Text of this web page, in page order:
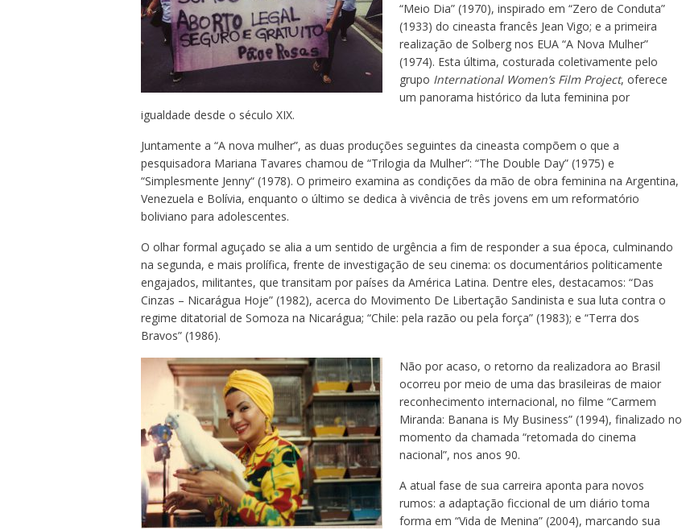
“Meio Dia” (1970), inspirado em “Zero de Conduta”
(1933) do cineasta francês Jean Vigo; e a primeira
realização de Solberg nos EUA “A Nova Mulher”
(1974). Esta última, costurada coletivamente pelo
grupo International Women’s Film Project, oferece
um panorama histórico da luta feminina por
igualdade desde o século XIX.
Juntamente a “A nova mulher”, as duas produções seguintes da cineasta compõem o que a
pesquisadora Mariana Tavares chamou de “Trilogia da Mulher”: “The Double Day” (1975) e
“Simplesmente Jenny“ (1978). O primeiro examina as condições da mão de obra feminina na Argentina,
Venezuela e Bolívia, enquanto o último se dedica à vivência de três jovens em um reformatório
boliviano para adolescentes.
O olhar formal aguçado se alia a um sentido de urgência a fim de responder a sua época, culminando
na segunda, e mais prolífica, frente de investigação de seu cinema: os documentários politicamente
engajados, militantes, que transitam por países da América Latina. Dentre eles, destacamos: “Das
Cinzas – Nicarágua Hoje” (1982), acerca do Movimento De Libertação Sandinista e sua luta contra o
regime ditatorial de Somoza na Nicarágua; “Chile: pela razão ou pela força” (1983); e “Terra dos
Bravos” (1986).
Não por acaso, o retorno da realizadora ao Brasil
ocorreu por meio de uma das brasileiras de maior
reconhecimento internacional, no filme “Carmem
Miranda: Banana is My Business” (1994), finalizado no
momento da chamada “retomada do cinema
nacional”, nos anos 90.
A atual fase de sua carreira aponta para novos
rumos: a adaptação ficcional de um diário toma
forma em “Vida de Menina” (2004), marcando sua